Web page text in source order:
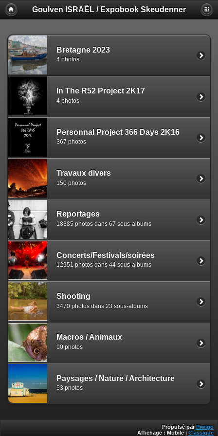
Goulven ISRAËL / Expobook Skeudenner
Bretagne 2023
4 photos
In The R52 Project 2K17
4 photos
Personnal Project 366 Days 2K16
367 photos
Travaux divers
150 photos
Reportages
18385 photos dans 67 sous-albums
Concerts/Festivals/soirées
12951 photos dans 44 sous-albums
Shooting
3470 photos dans 23 sous-albums
Macros / Animaux
90 photos
Paysages / Nature / Architecture
53 photos
Propulsé par Piwigo
Affichage : Mobile Classique